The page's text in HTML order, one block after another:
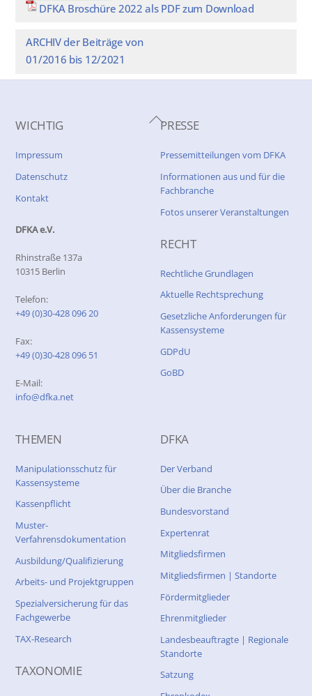
DFKA Broschüre 2022 als PDF zum Download
ARCHIV der Beiträge von
01/2016 bis 12/2021
Back
To
WICHTIG
Impressum
Datenschutz
Kontakt
DFKA e.V.
Rhinstraße 137a
10315 Berlin
Telefon:
+49 (0)30-428 096 20
Fax:
+49 (0)30-428 096 51
E-Mail:
info@dfka.net
PRESSE
Pressemitteilungen vom DFKA
Informationen aus und für die
Fachbranche
Fotos unserer Veranstaltungen
RECHT
Rechtliche Grundlagen
Aktuelle Rechtsprechung
Gesetzliche Anforderungen für
Kassensysteme
GDPdU
GoBD
THEMEN
Manipulationsschutz für
Kassensysteme
Kassenpflicht
Muster-
Verfahrensdokumentation
Ausbildung/Qualifizierung
Arbeits- und Projektgruppen
Spezialversicherung für das
Fachgewerbe
TAX-Research
TAXONOMIE
DFKA
Der Verband
Über die Branche
Bundesvorstand
Expertenrat
Mitgliedsfirmen
Mitgliedsfirmen | Standorte
Fördermitglieder
Ehrenmitglieder
Landesbeauftragte | Regionale
Standorte
Satzung